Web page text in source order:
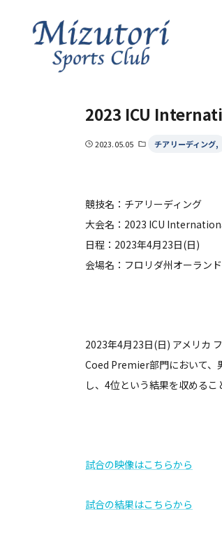
2023 ICU
2023.05.05 チアリーディング
競技名：チアリーディング
大会名：2023 ICU
日程：2023年4月23日(日)
会場名：フロリダ州オーラン
2023年4月23日(日) アメリカ
Coed Premier部門において、
し、4位という結果を収めるこ
試合の映像はこちらから
試合の結果はこちらから